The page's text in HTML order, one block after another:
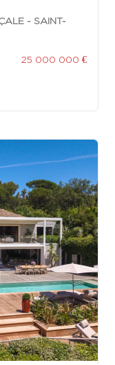
- SAINT-
25 000 000 €